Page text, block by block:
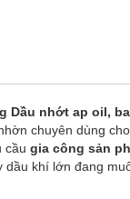
Dầu nhớt ap oil, b
chuyên dùng
cầugia công sản
khí lớn đang